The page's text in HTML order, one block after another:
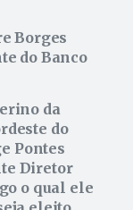
Borges
do Banco
da
do
Pontes
Diretor
o qual ele